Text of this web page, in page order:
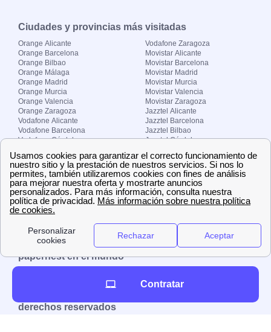
Ciudades y provincias más visitadas
Orange Alicante
Orange Barcelona
Orange Bilbao
Orange Málaga
Orange Madrid
Orange Murcia
Orange Valencia
Orange Zaragoza
Vodafone Alicante
Vodafone Barcelona
Vodafone Córdoba
Vodafone Madrid
Vodafone Murcia
Vodafone Valencia
Vodafone Zaragoza
Movistar Alicante
Movistar Barcelona
Movistar Madrid
Movistar Murcia
Movistar Valencia
Movistar Zaragoza
Jazztel Alicante
Jazztel Barcelona
Jazztel Bilbao
Jazztel Córdoba
Jazztel Málaga
Jazztel Valencia
Jazztel Zaragoza
Sobre Zona-internet.com
¿Quiénes somos?
El grupo papernest
Aviso legal Nuestras ofertas de trabajo
papernest en el mundo
Reino Unido
derechos reservados
Contratar